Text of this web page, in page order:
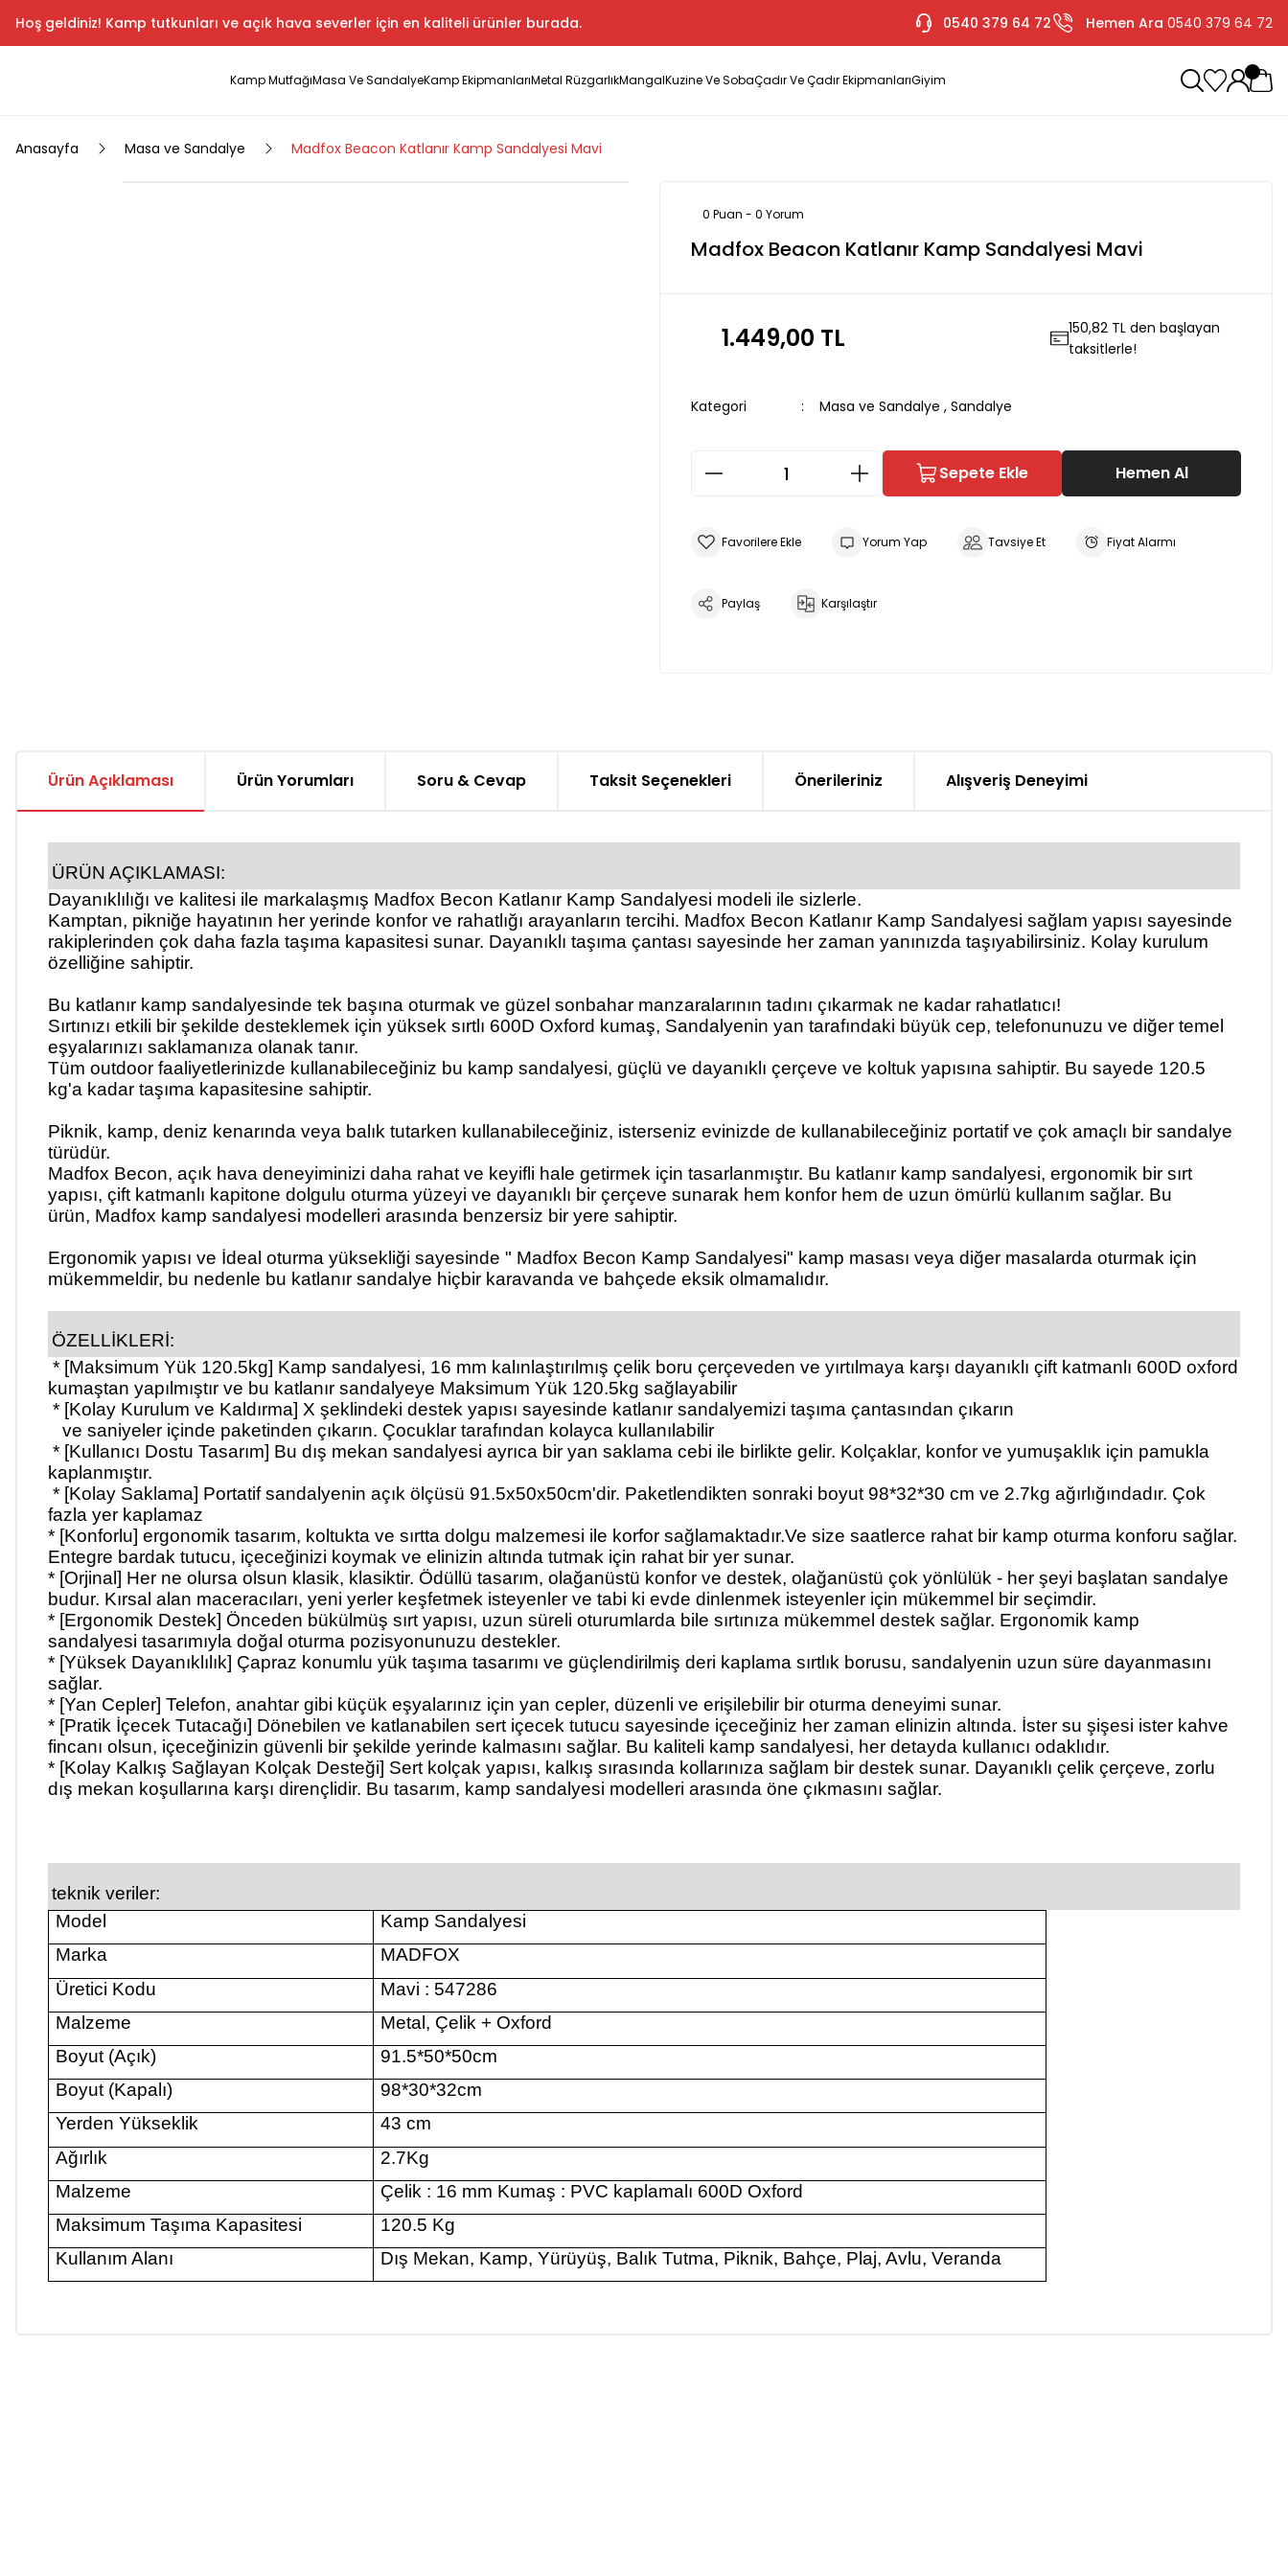
Hoş geldiniz! Kamp tutkunları ve açık hava severler için en kaliteli ürünler burada. 0540 379 64 72 Hemen Ara 0540 379 64 72
Kamp MutfağıMasa Ve SandalyeKamp EkipmanlarıMetal RüzgarlıkMangalKuzine Ve SobaÇadır Ve Çadır EkipmanlarıGiyim
Anasayfa Masa ve Sandalye Madfox Beacon Katlanır Kamp Sandalyesi Mavi
0 Puan - 0 Yorum
Madfox Beacon Katlanır Kamp Sandalyesi Mavi
1.449,00 TL
150,82 TL den başlayan
taksitlerle!
Kategori Masa ve Sandalye , Sandalye
Sepete Ekle Hemen Al
Yorum Yap Tavsiye Et Fiyat Alarmı
Paylaş Karşılaştır
Ürün Açıklaması Ürün Yorumları Soru & Cevap Taksit Seçenekleri Önerileriniz Alışveriş Deneyimi
ÜRÜN AÇIKLAMASI:
Dayanıklılığı ve kalitesi ile markalaşmış Madfox Becon Katlanır Kamp Sandalyesi modeli ile sizlerle.
Kamptan, pikniğe hayatının her yerinde konfor ve rahatlığı arayanların tercihi. Madfox Becon Katlanır Kamp Sandalyesi sağlam yapısı sayesinde
rakiplerinden çok daha fazla taşıma kapasitesi sunar. Dayanıklı taşıma çantası sayesinde her zaman yanınızda taşıyabilirsiniz. Kolay kurulum
özelliğine sahiptir.
Bu katlanır kamp sandalyesinde tek başına oturmak ve güzel sonbahar manzaralarının tadını çıkarmak ne kadar rahatlatıcı!
Sırtınızı etkili bir şekilde desteklemek için yüksek sırtlı 600D Oxford kumaş, Sandalyenin yan tarafındaki büyük cep, telefonunuzu ve diğer temel
eşyalarınızı saklamanıza olanak tanır.
Tüm outdoor faaliyetlerinizde kullanabileceğiniz bu kamp sandalyesi, güçlü ve dayanıklı çerçeve ve koltuk yapısına sahiptir. Bu sayede 120.5
kg'a kadar taşıma kapasitesine sahiptir.
Piknik, kamp, deniz kenarında veya balık tutarken kullanabileceğiniz, isterseniz evinizde de kullanabileceğiniz portatif ve çok amaçlı bir sandalye
türüdür.
Madfox Becon, açık hava deneyiminizi daha rahat ve keyifli hale getirmek için tasarlanmıştır. Bu katlanır kamp sandalyesi, ergonomik bir sırt
yapısı, çift katmanlı kapitone dolgulu oturma yüzeyi ve dayanıklı bir çerçeve sunarak hem konfor hem de uzun ömürlü kullanım sağlar. Bu
ürün, Madfox kamp sandalyesi modelleri arasında benzersiz bir yere sahiptir.
Ergonomik yapısı ve İdeal oturma yüksekliği sayesinde " Madfox Becon Kamp Sandalyesi" kamp masası veya diğer masalarda oturmak için
mükemmeldir, bu nedenle bu katlanır sandalye hiçbir karavanda ve bahçede eksik olmamalıdır.
ÖZELLİKLERİ:
* [Maksimum Yük 120.5kg] Kamp sandalyesi, 16 mm kalınlaştırılmış çelik boru çerçeveden ve yırtılmaya karşı dayanıklı çift katmanlı 600D oxford
kumaştan yapılmıştır ve bu katlanır sandalyeye Maksimum Yük 120.5kg sağlayabilir
* [Kolay Kurulum ve Kaldırma] X şeklindeki destek yapısı sayesinde katlanır sandalyemizi taşıma çantasından çıkarın
ve saniyeler içinde paketinden çıkarın. Çocuklar tarafından kolayca kullanılabilir
* [Kullanıcı Dostu Tasarım] Bu dış mekan sandalyesi ayrıca bir yan saklama cebi ile birlikte gelir. Kolçaklar, konfor ve yumuşaklık için pamukla
kaplanmıştır.
* [Kolay Saklama] Portatif sandalyenin açık ölçüsü 91.5x50x50cm'dir. Paketlendikten sonraki boyut 98*32*30 cm ve 2.7kg ağırlığındadır. Çok
fazla yer kaplamaz
* [Konforlu] ergonomik tasarım, koltukta ve sırtta dolgu malzemesi ile korfor sağlamaktadır.Ve size saatlerce rahat bir kamp oturma konforu sağlar.
Entegre bardak tutucu, içeceğinizi koymak ve elinizin altında tutmak için rahat bir yer sunar.
* [Orjinal] Her ne olursa olsun klasik, klasiktir. Ödüllü tasarım, olağanüstü konfor ve destek, olağanüstü çok yönlülük - her şeyi başlatan sandalye
budur. Kırsal alan maceracıları, yeni yerler keşfetmek isteyenler ve tabi ki evde dinlenmek isteyenler için mükemmel bir seçimdir.
* [Ergonomik Destek] Önceden bükülmüş sırt yapısı, uzun süreli oturumlarda bile sırtınıza mükemmel destek sağlar. Ergonomik kamp
sandalyesi tasarımıyla doğal oturma pozisyonunuzu destekler.
* [Yüksek Dayanıklılık] Çapraz konumlu yük taşıma tasarımı ve güçlendirilmiş deri kaplama sırtlık borusu, sandalyenin uzun süre dayanmasını
sağlar.
* [Yan Cepler] Telefon, anahtar gibi küçük eşyalarınız için yan cepler, düzenli ve erişilebilir bir oturma deneyimi sunar.
* [Pratik İçecek Tutacağı] Dönebilen ve katlanabilen sert içecek tutucu sayesinde içeceğiniz her zaman elinizin altında. İster su şişesi ister kahve
fincanı olsun, içeceğinizin güvenli bir şekilde yerinde kalmasını sağlar. Bu kaliteli kamp sandalyesi, her detayda kullanıcı odaklıdır.
* [Kolay Kalkış Sağlayan Kolçak Desteği] Sert kolçak yapısı, kalkış sırasında kollarınıza sağlam bir destek sunar. Dayanıklı çelik çerçeve, zorlu
dış mekan koşullarına karşı dirençlidir. Bu tasarım, kamp sandalyesi modelleri arasında öne çıkmasını sağlar.
teknik veriler:
Model
Kamp Sandalyesi
Marka
MADFOX
Üretici Kodu
Mavi : 547286
Malzeme
Metal, Çelik + Oxford
Boyut (Açık)
91.5*50*50cm
Boyut (Kapalı)
98*30*32cm
Yerden Yükseklik
43 cm
Ağırlık
2.7Kg
Malzeme
Çelik : 16 mm Kumaş : PVC kaplamalı 600D Oxford
Maksimum Taşıma Kapasitesi
120.5 Kg
Kullanım Alanı
Dış Mekan, Kamp, Yürüyüş, Balık Tutma, Piknik, Bahçe, Plaj, Avlu, Veranda